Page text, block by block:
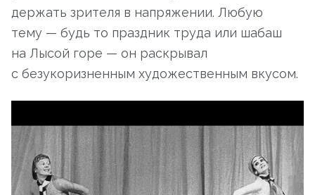
держать зрителя в напряжении. Любую
тему — будь то праздник труда или шабаш
на Лысой горе — он раскрывал
с безукоризненным художественным вкусом.